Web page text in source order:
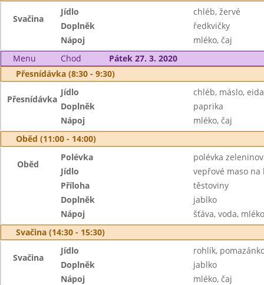
Svačina
Jídlo
chléb, žervé
Doplněk
ředkvičky
Nápoj
mléko, čaj
Menu
Chod
Pátek 27. 3. 2020
Přesnídávka (8:30 - 9:30)
Přesnídávka
Jídlo
chléb, máslo,
Doplněk
paprika
Nápoj
mléko, čaj
Oběd (11:00 - 14:00)
Oběd
Polévka
polévka
Jídlo
vepřové maso na
Příloha
těstoviny
Doplněk
jablko
Nápoj
šťáva, voda, mléko
Svačina (14:30 - 15:30)
Svačina
Jídlo
rohlík,
Doplněk
jablko
Nápoj
mléko, čaj